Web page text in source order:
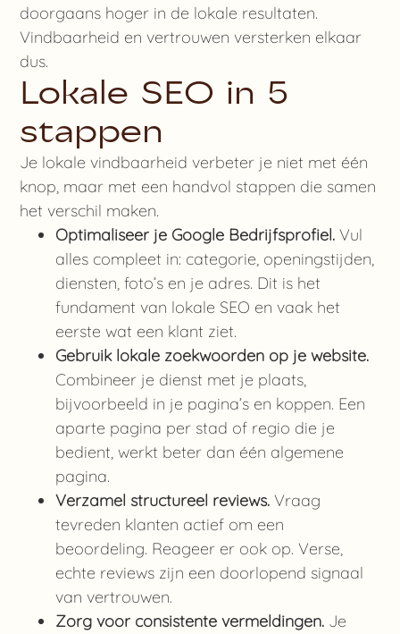
doorgaans hoger in de lokale resultaten.
Vindbaarheid en vertrouwen versterken elkaar
dus.
Lokale SEO in 5
stappen
Je lokale vindbaarheid verbeter je niet met één
knop, maar met een handvol stappen die samen
het verschil maken.
Optimaliseer je Google Bedrijfsprofiel. Vul
alles compleet in: categorie, openingstijden,
diensten, foto’s en je adres. Dit is het
fundament van lokale SEO en vaak het
eerste wat een klant ziet.
Gebruik lokale zoekwoorden op je website.
Combineer je dienst met je plaats,
bijvoorbeeld in je pagina’s en koppen. Een
aparte pagina per stad of regio die je
bedient, werkt beter dan één algemene
pagina.
Verzamel structureel reviews. Vraag
tevreden klanten actief om een
beoordeling. Reageer er ook op. Verse,
echte reviews zijn een doorlopend signaal
van vertrouwen.
Zorg voor consistente vermeldingen. Je